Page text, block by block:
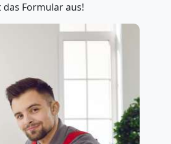
das Formular aus!